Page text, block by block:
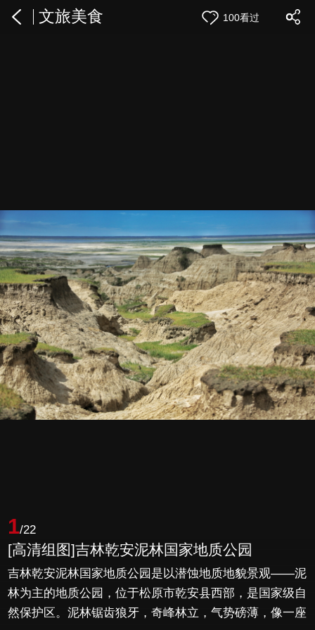
文旅美食 100看过
1/22
[高清组图]吉林乾安泥林国家地质公园
吉林乾安泥林国家地质公园是以潜蚀地质地貌景观——泥
林为主的地质公园，位于松原市乾安县西部，是国家级自
然保护区。泥林锯齿狼牙，奇峰林立，气势磅薄，像一座